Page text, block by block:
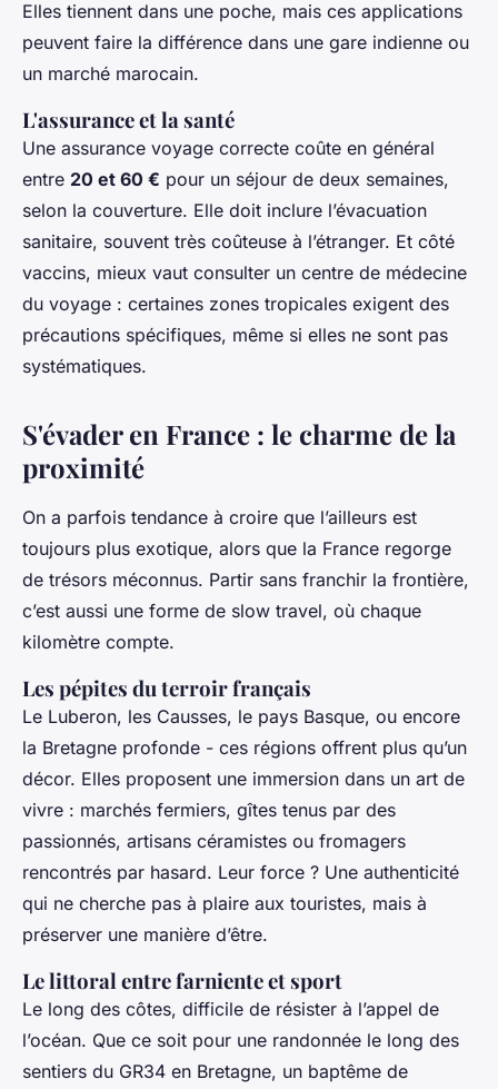
Elles tiennent dans une poche, mais ces applications
peuvent faire la différence dans une gare indienne ou
un marché marocain.
L'assurance et la santé
Une assurance voyage correcte coûte en général
entre 20 et 60 € pour un séjour de deux semaines,
selon la couverture. Elle doit inclure l’évacuation
sanitaire, souvent très coûteuse à l’étranger. Et côté
vaccins, mieux vaut consulter un centre de médecine
du voyage : certaines zones tropicales exigent des
précautions spécifiques, même si elles ne sont pas
systématiques.
S'évader en France : le charme de la
proximité
On a parfois tendance à croire que l’ailleurs est
toujours plus exotique, alors que la France regorge
de trésors méconnus. Partir sans franchir la frontière,
c’est aussi une forme de slow travel, où chaque
kilomètre compte.
Les pépites du terroir français
Le Luberon, les Causses, le pays Basque, ou encore
la Bretagne profonde - ces régions offrent plus qu’un
décor. Elles proposent une immersion dans un art de
vivre : marchés fermiers, gîtes tenus par des
passionnés, artisans céramistes ou fromagers
rencontrés par hasard. Leur force ? Une authenticité
qui ne cherche pas à plaire aux touristes, mais à
préserver une manière d’être.
Le littoral entre farniente et sport
Le long des côtes, difficile de résister à l’appel de
l’océan. Que ce soit pour une randonnée le long des
sentiers du GR34 en Bretagne, un baptême de